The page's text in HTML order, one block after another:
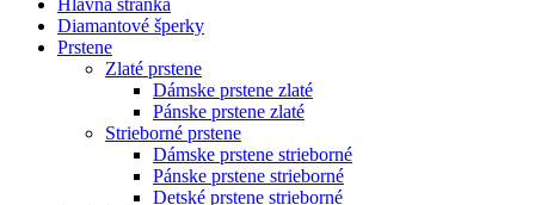
Hlavná stránka
Diamantové šperky
Prstene
Zlaté prstene
Dámske prstene zlaté
Pánske prstene zlaté
Strieborné prstene
Dámske prstene strieborné
Pánske prstene strieborné
Detské prstene strieborné